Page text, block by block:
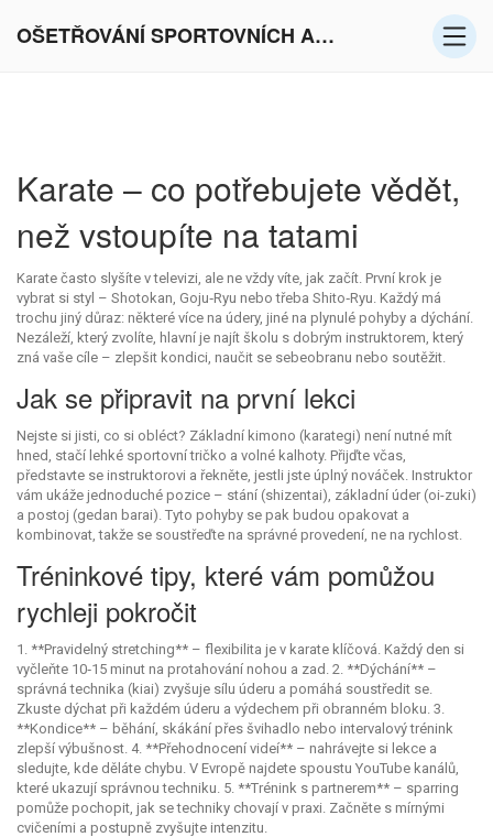
OŠETŘOVÁNÍ SPORTOVNÍCH AKTIVIT V EVROPĚ
Karate – co potřebujete vědět,
než vstoupíte na tatami
Karate často slyšíte v televizi, ale ne vždy víte, jak začít. První krok je
vybrat si styl – Shotokan, Goju‑Ryu nebo třeba Shito‑Ryu. Každý má
trochu jiný důraz: některé více na údery, jiné na plynulé pohyby a dýchání.
Nezáleží, který zvolíte, hlavní je najít školu s dobrým instruktorem, který
zná vaše cíle – zlepšit kondici, naučit se sebeobranu nebo soutěžit.
Jak se připravit na první lekci
Nejste si jisti, co si obléct? Základní kimono (karategi) není nutné mít
hned, stačí lehké sportovní tričko a volné kalhoty. Přijďte včas,
představte se instruktorovi a řekněte, jestli jste úplný nováček. Instruktor
vám ukáže jednoduché pozice – stání (shizentai), základní úder (oi-zuki)
a postoj (gedan barai). Tyto pohyby se pak budou opakovat a
kombinovat, takže se soustřeďte na správné provedení, ne na rychlost.
Tréninkové tipy, které vám pomůžou
rychleji pokročit
1. **Pravidelný stretching** – flexibilita je v karate klíčová. Každý den si
vyčleňte 10‑15 minut na protahování nohou a zad. 2. **Dýchání** –
správná technika (kiai) zvyšuje sílu úderu a pomáhá soustředit se.
Zkuste dýchat při každém úderu a výdechem při obranném bloku. 3.
**Kondice** – běhání, skákání přes švihadlo nebo intervalový trénink
zlepší výbušnost. 4. **Přehodnocení videí** – nahrávejte si lekce a
sledujte, kde děláte chybu. V Evropě najdete spoustu YouTube kanálů,
které ukazují správnou techniku. 5. **Trénink s partnerem** – sparring
pomůže pochopit, jak se techniky chovají v praxi. Začněte s mírnými
cvičeními a postupně zvyšujte intenzitu.